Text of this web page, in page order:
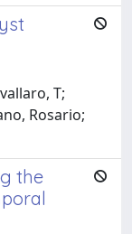
T;
Rosario;
the